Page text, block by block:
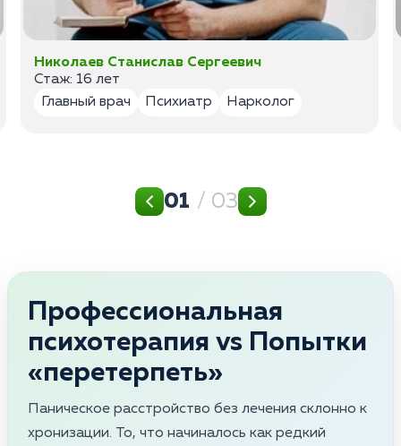
Николаев Станислав Сергеевич
Стаж: 16 лет
Главный врач
Психиатр Нарколог
01 / 03
Профессиональная
психотерапия vs Попытки
«перетерпеть»
Паническое расстройство без лечения склонно к
хронизации. То, что начиналось как редкий